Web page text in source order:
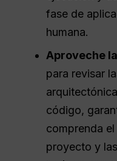
fase de
humana.
Aproveche
para revisar
código,
comprenda
proyecto y